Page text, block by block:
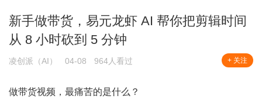
新手做带货，易元龙虾 AI 帮你把剪辑时间
从 8 小时砍到 5 分钟
凌创派（AI） 04-08 964人看过 + 关注
做带货视频，最痛苦的是什么？